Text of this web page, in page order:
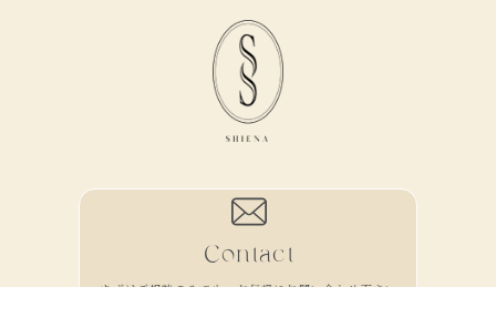
Contact
まずはご相談のみでも、お気軽にお問い合わせ下さい